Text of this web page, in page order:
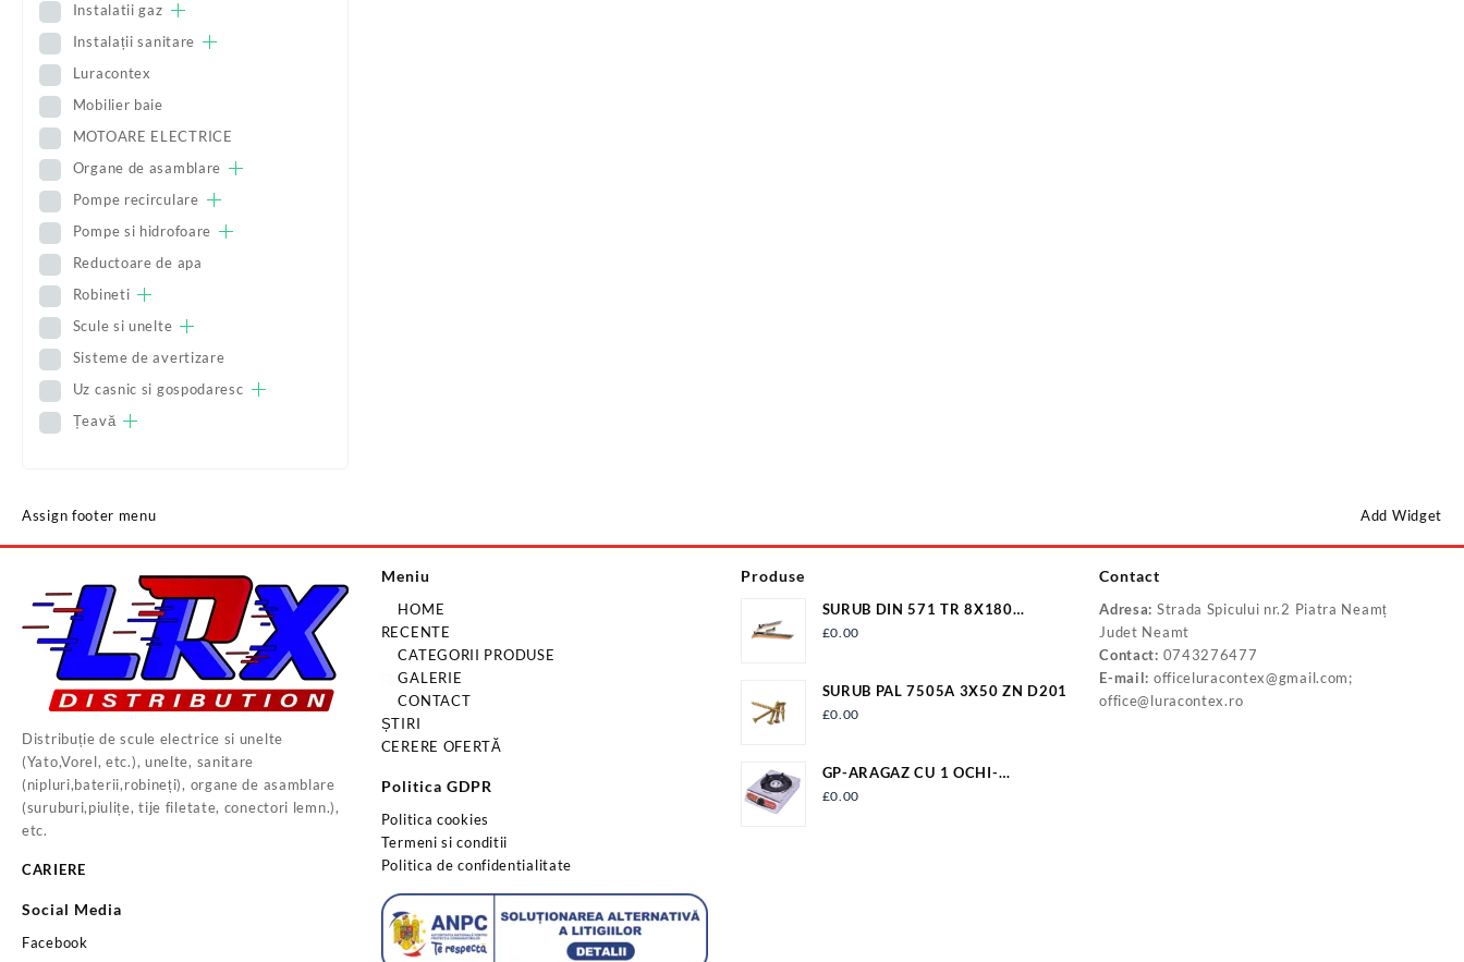
Instalatii gaz
Instalații sanitare
Luracontex
Mobilier baie
MOTOARE ELECTRICE
Organe de asamblare
Pompe recirculare
Pompe si hidrofoare
Reductoare de apa
Robineti
Scule si unelte
Sisteme de avertizare
Uz casnic si gospodaresc
Țeavă
Assign footer menu Add Widget
Distribuție de scule electrice si unelte
(Yato,Vorel, etc.), unelte, sanitare
(nipluri,baterii,robineți), organe de asamblare
(suruburi,piulițe, tije filetate, conectori lemn.),
etc.
CARIERE
Social Media
Facebook
Meniu
HOME
RECENTE
CATEGORII PRODUSE
GALERIE
CONTACT
ȘTIRI
CERERE OFERTĂ
Politica GDPR
Politica cookies
Termeni si conditii
Politica de confidentialitate
Produse
SURUB DIN 571 TR 8X180
ZN/100 S571M8X180
£0.00
SURUB PAL 7505A 3X50 ZN D201
£0.00
GP-ARAGAZ CU 1 OCHI-
APRINDERE QUARTZ
£0.00
Contact
Adresa: Strada Spicului nr.2 Piatra Neamț
Judet Neamt
Contact: 0743276477
E-mail: officeluracontex@gmail.com;
office@luracontex.ro